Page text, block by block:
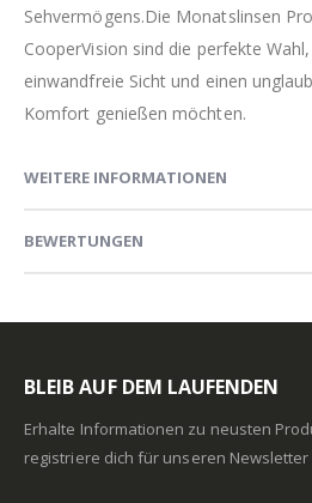
Sehvermögens.Die Monatslinsen
CooperVision sind die perfekte
einwandfreie Sicht und einen
Komfort genießen möchten.
WEITERE INFORMATIONEN
BEWERTUNGEN
BLEIB AUF DEM LAUFENDEN
Erhalte Informationen zu neusten
registriere dich für unseren Newsletter